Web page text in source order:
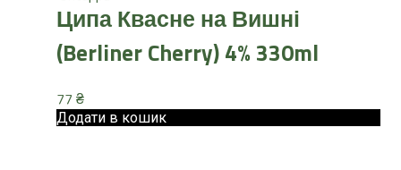
Ципа Квасне на Вишні
(Berliner Cherry) 4% 330ml
77 ₴
Додати в кошик